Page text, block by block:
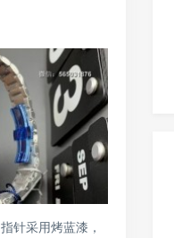
针采用烤蓝漆，